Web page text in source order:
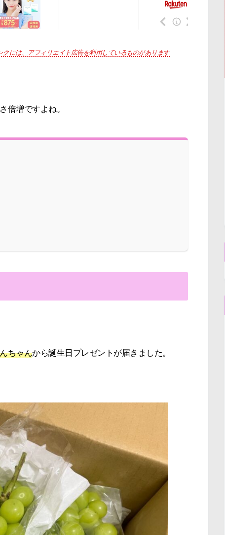
には、アフィリエイト広告を利用しているものがあります
倍増ですよね。
ちゃんから誕生日プレゼントが届きました。